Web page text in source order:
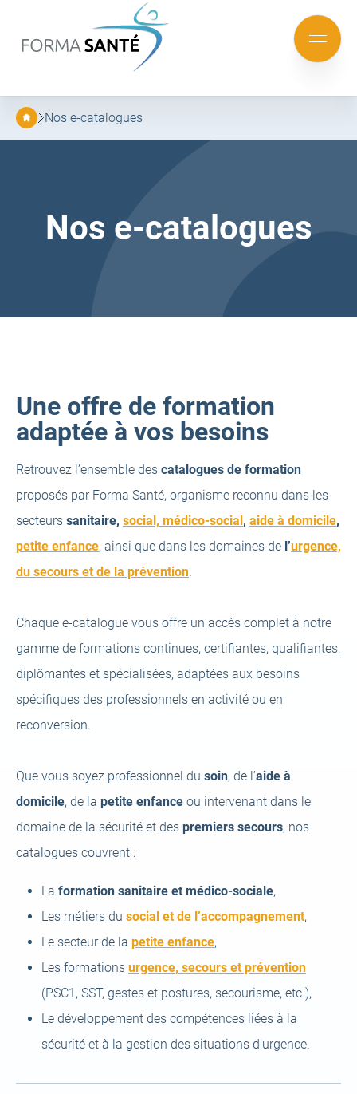
au
menu
au
contenu
Mobile
menu
Nos e-catalogues
Nos e-catalogues
Une offre de formation
adaptée à vos besoins
Retrouvez l’ensemble des catalogues de formation
proposés par Forma Santé, organisme reconnu dans les
secteurs sanitaire, social, médico-social, aide à domicile,
petite enfance, ainsi que dans les domaines de l’urgence,
du secours et de la prévention.
Chaque e‑catalogue vous offre un accès complet à notre
gamme de formations continues, certifiantes, qualifiantes,
diplômantes et spécialisées, adaptées aux besoins
spécifiques des professionnels en activité ou en
reconversion.
Que vous soyez professionnel du soin, de l’aide à
domicile, de la petite enfance ou intervenant dans le
domaine de la sécurité et des premiers secours, nos
catalogues couvrent :
La formation sanitaire et médico-sociale,
Les métiers du social et de l’accompagnement,
Le secteur de la petite enfance,
Les formations urgence, secours et prévention
(PSC1, SST, gestes et postures, secourisme, etc.),
Le développement des compétences liées à la
sécurité et à la gestion des situations d’urgence.